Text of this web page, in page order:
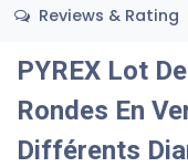
Reviews & Rating
PYREX Lot
Rondes En
Différents